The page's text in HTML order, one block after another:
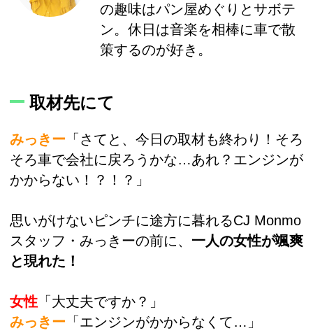
の趣味はパン屋めぐりとサボテ
ン。休日は音楽を相棒に車で散
策するのが好き。
取材先にて
みっきー 「さてと、今日の取材も終わり！そろ
そろ車で会社に戻ろうかな…あれ？エンジンが
かからない！？！？」
思いがけないピンチに途方に暮れるCJ Monmo
スタッフ・みっきーの前に、 一人の女性が颯爽
と現れた！
女性 「大丈夫ですか？」
みっきー 「エンジンがかからなくて…」